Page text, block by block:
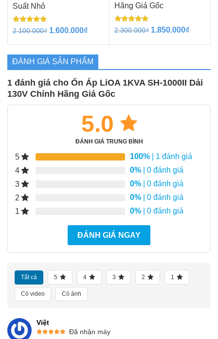
Suất Nhỏ
Được xếp
hạng
5 sao
2.100.000₫ Giá
2.100.000₫.
1.600.000₫Giá
là:
1.600.000₫.
Hãng Giá Gốc
Được xếp
hạng
5 sao
2.300.000₫ Giá
1.850.000₫Giá
ĐÁNH GIÁ SẢN PHẨM
1 đánh giá cho Ổn Áp LiOA 1KVA SH-1000II Dải
130V Chính Hãng Giá Gốc
5.0
ĐÁNH GIÁ TRUNG BÌNH
5 100% | 1 đánh giá
4
0% | 0 đánh giá
3
0% | 0 đánh giá
2
0% | 0 đánh giá
1
0% | 0 đánh giá
ĐÁNH GIÁ NGAY
Tất cả 5 4 3 2 1
Có video Có ảnh
Việt
Đã nhận máy